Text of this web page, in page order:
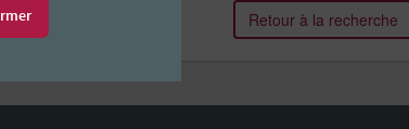
Retour à la recherche